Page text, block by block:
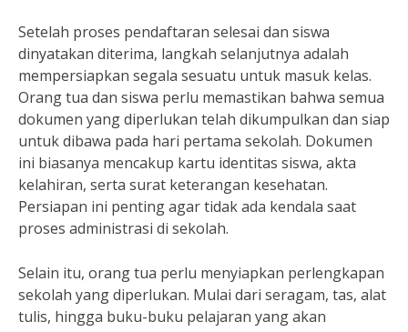
Setelah proses pendaftaran selesai dan siswa
dinyatakan diterima, langkah selanjutnya adalah
mempersiapkan segala sesuatu untuk masuk kelas.
Orang tua dan siswa perlu memastikan bahwa semua
dokumen yang diperlukan telah dikumpulkan dan siap
untuk dibawa pada hari pertama sekolah. Dokumen
ini biasanya mencakup kartu identitas siswa, akta
kelahiran, serta surat keterangan kesehatan.
Persiapan ini penting agar tidak ada kendala saat
proses administrasi di sekolah.
Selain itu, orang tua perlu menyiapkan perlengkapan
sekolah yang diperlukan. Mulai dari seragam, tas, alat
tulis, hingga buku-buku pelajaran yang akan